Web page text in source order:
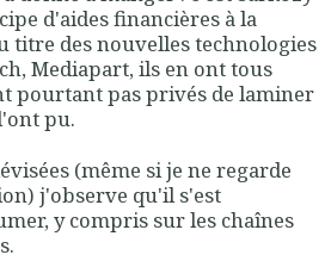
d'aides financières à la
titre des nouvelles technologies
Mediapart, ils en ont tous
pourtant pas privés de laminer
pu.
(même si je ne regarde
j'observe qu'il s'est
y compris sur les chaînes